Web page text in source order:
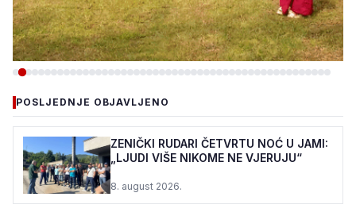
PC DUJE: ŠTIĆENICI I OVE
GODINE U VOĆNJAKU
MIRSADA DURMIĆA
7. august 2026.•132 pregleda
POSLJEDNJE OBJAVLJENO
ZENIČKI RUDARI ČETVRTU NOĆ U JAMI:
„LJUDI VIŠE NIKOME NE VJERUJU“
8. august 2026.